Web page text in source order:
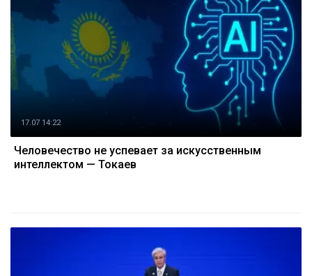
17.07 14:22
Человечество не успевает за искусственным
интеллектом — Токаев